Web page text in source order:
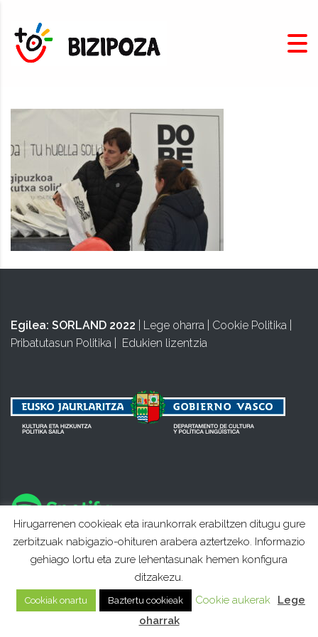
Egilea: SORLAND 2022 Lege oharra Cookie Politika
Pribatutasun Politika
Edukien lizentzia
Hirugarrenen cookieak eta iraunkorrak erabiltzen ditugu gure
zerbitzuak nabigazio-ohituren arabera aztertzeko. Informazio
gehiago lortu eta zure lehentasunak hemen konfigura
ditzakezu.
Cookiak onartu Baztertu cookieak Cookie aukerak
Lege
oharrak